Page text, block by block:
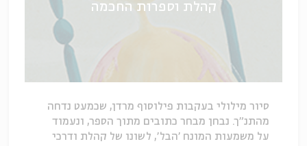
קהלת וספרות החכמה
סיור מילולי בעקבות פילוסוף מרדן, שכמעט נדחה
מהתנ"ך. נבחן מבחר כתובים מתוך הספר, ונעמוד
על משמעות המונח 'הבל', לשונו של קהלת ודרכי